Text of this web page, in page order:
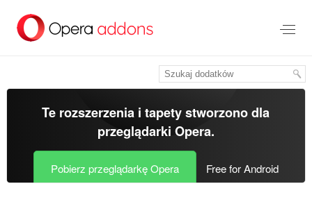
treści
Te rozszerzenia i tapety stworzono dla
przeglądarki Opera.
Pobierz przeglądarkę Opera Free for Android